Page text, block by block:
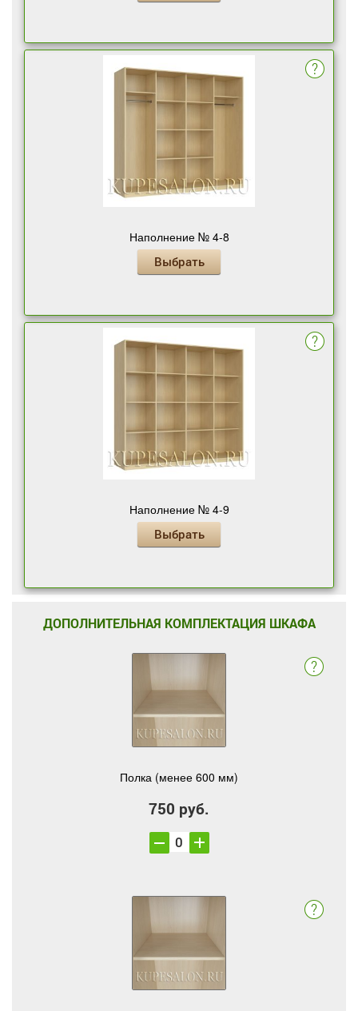
Наполнение № 4-8
Выбрать
Наполнение № 4-9
Выбрать
ДОПОЛНИТЕЛЬНАЯ КОМПЛЕКТАЦИЯ ШКАФА
Полка (менее 600 мм)
750 руб.